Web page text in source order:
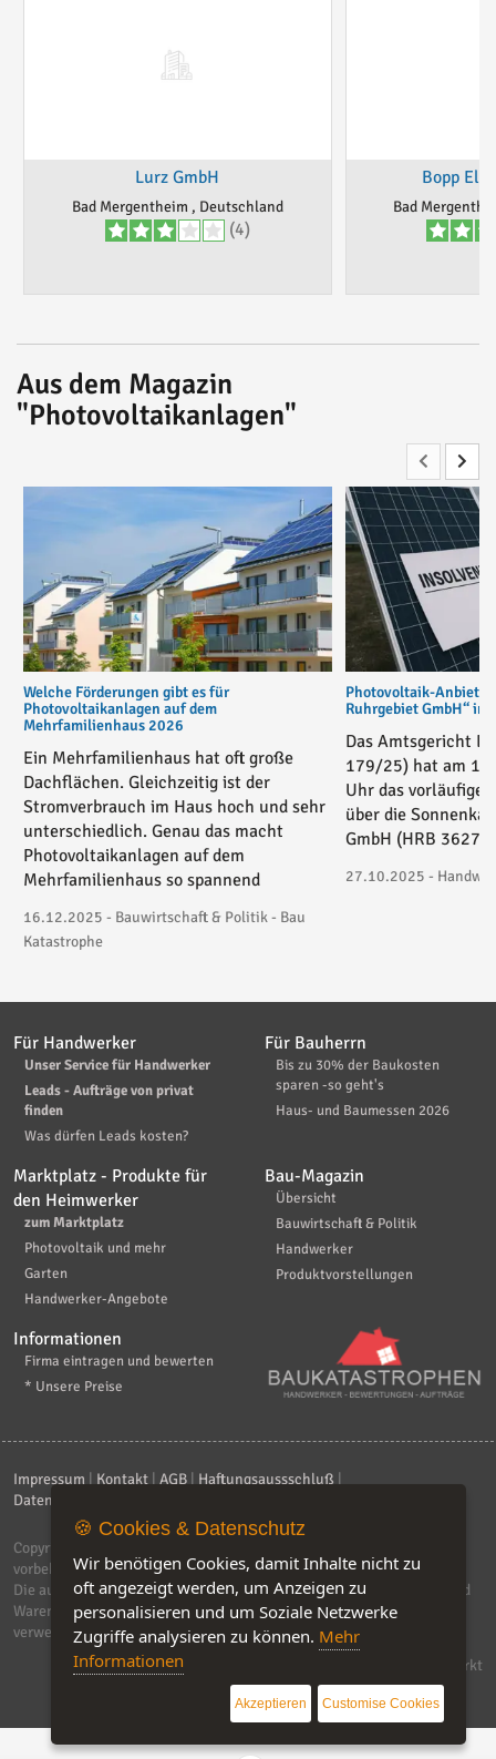
Lurz GmbH
Bad Mergentheim , Deutschland
(4)
Bopp
Bad
Aus dem Magazin
"Photovoltaikanlagen"
Welche Förderungen gibt es für
Photovoltaikanlagen auf dem
Mehrfamilienhaus 2026
Ein Mehrfamilienhaus hat oft große
Dachflächen. Gleichzeitig ist der
Stromverbrauch im Haus hoch und sehr
unterschiedlich. Genau das macht
Photovoltaikanlagen auf dem
Mehrfamilienhaus so spannend
16.12.2025 - Bauwirtschaft & Politik - Bau
Katastrophe
Photovoltaik-Anbieter
Ruhrgebiet GmbH“ in
Das Amtsgericht
179/25) hat am
Uhr das vorläufige
über die
GmbH (HRB
27.10.2025 -
Für Handwerker
Unser Service für Handwerker
Leads - Aufträge von privat
finden
Was dürfen Leads kosten?
Für Bauherrn
Bis zu 30% der Baukosten
sparen -so geht's
Haus- und Baumessen 2026
Marktplatz - Produkte für
den Heimwerker
zum Marktplatz
Photovoltaik und mehr
Garten
Handwerker-Angebote
Bau-Magazin
Übersicht
Bauwirtschaft & Politik
Handwerker
Produktvorstellungen
Informationen
Firma eintragen und bewerten
* Unsere Preise
Impressum Kontakt AGB Haftungsaussschluß
Datenschutzerklärung
Copyright © 2026
vorbehalten.
Die auf dieser Seite verwendeten Produktbezeichnungen, Namen und
Warenzeichen sind Eigentum der jeweiligen Firmen. Unser Portal
verwendet Affiliat-Links, für dir wir Geld erhalten.
Software by IQ-Markt
🍪 Cookies & Datenschutz
Wir benötigen Cookies, damit Inhalte nicht zu
oft angezeigt werden, um Anzeigen zu
personalisieren und um Soziale Netzwerke
Zugriffe analysieren zu können. Mehr
Informationen
Akzeptieren Customise Cookies